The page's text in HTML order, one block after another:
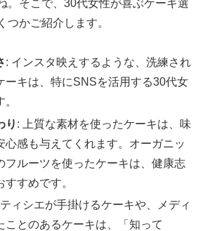
。そこで、30代女性が喜ぶケーキ選
つかご紹介します。
: インスタ映えするような、洗練され
ーキは、特にSNSを活用する30代女
り : 上質な素材を使ったケーキは、味
心感も与えてくれます。オーガニッ
フルーツを使ったケーキは、健康志
すめです。
ィシエが手掛けるケーキや、メディ
ことのあるケーキは、「知って